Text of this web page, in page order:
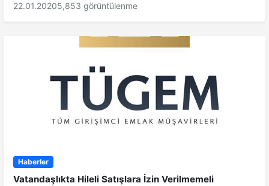
22.01.20205,853 görüntülenme
Haberler
Vatandaşlıkta Hileli Satışlara İzin Verilmemeli